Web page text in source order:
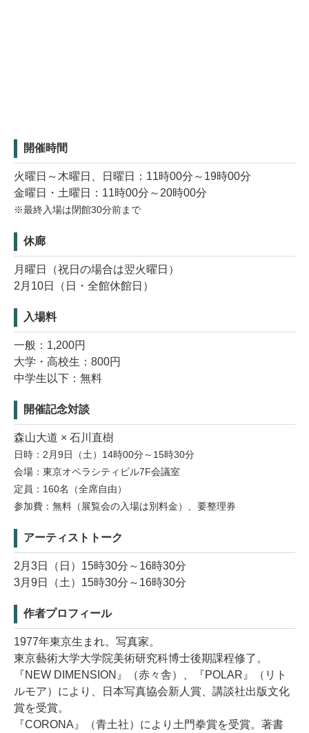
開催時間
火曜日～木曜日、日曜日：11時00分～19時00分
金曜日・土曜日：11時00分～20時00分
※最終入場は閉館30分前まで
休廊
月曜日（祝日の場合は翌火曜日）
2月10日（日・全館休館日）
入場料
一般：1,200円
大学・高校生：800円
中学生以下：無料
開催記念対談
森山大道 × 石川直樹
日時：2月9日（土）14時00分～15時30分
会場：東京オペラシティビル7F会議室
定員：160名（全席自由）
参加費：無料（展覧会の入場は別料金）、要整理券
アーティストトーク
2月3日（日）15時30分～16時30分
3月9日（土）15時30分～16時30分
作者プロフィール
1977年東京生まれ。写真家。
東京藝術大学大学院美術研究科博士後期課程修了。
『NEW DIMENSION』（赤々舎）、『POLAR』（リト
ルモア）により、日本写真協会新人賞、講談社出版文化
賞を受賞。
『CORONA』（青土社）により土門拳賞を受賞。著書